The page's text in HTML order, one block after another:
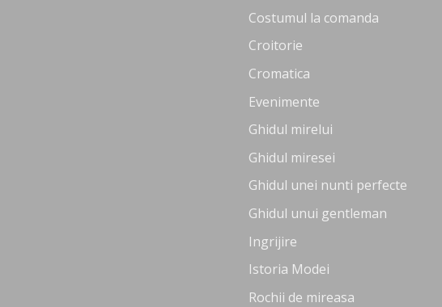
Costumul la comanda
Croitorie
Cromatica
Evenimente
Ghidul mirelui
Ghidul miresei
Ghidul unei nunti perfecte
Ghidul unui gentleman
Ingrijire
Istoria Modei
Rochii de mireasa